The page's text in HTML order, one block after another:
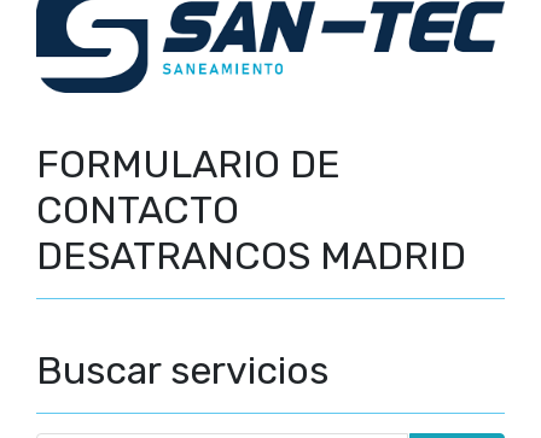
FORMULARIO DE
CONTACTO
DESATRANCOS MADRID
Buscar servicios